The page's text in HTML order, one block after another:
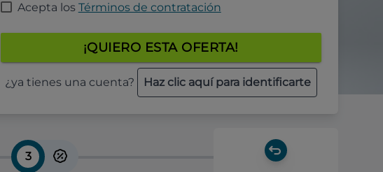
Acepta los Términos de contratación
¡QUIERO ESTA OFERTA!
¿ya tienes una cuenta? Haz clic aquí para identificarte
3